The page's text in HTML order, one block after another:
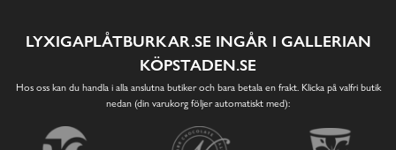
LYXIGAPLÅTBURKAR.SE INGÅR I GALLERIAN
KÖPSTADEN.SE
Hos oss kan du handla i alla anslutna butiker och bara betala en frakt. Klicka på valfri butik
nedan (din varukorg följer automatiskt med):